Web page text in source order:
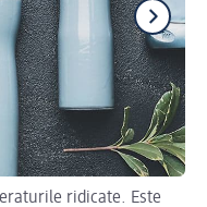
ridicate. Este